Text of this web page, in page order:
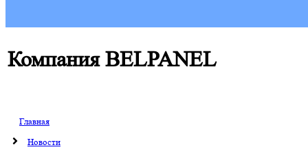
Компания BELPANEL
Главная
Новости